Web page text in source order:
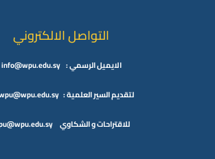
التواصل الالكتروني
الايميل الرسمي : info@wpu.edu.sy
لتقديم السير العلمية : cv.wpu@wpu.edu.sy
للاقتراحات و الشكاوي wpu@wpu.edu.sy